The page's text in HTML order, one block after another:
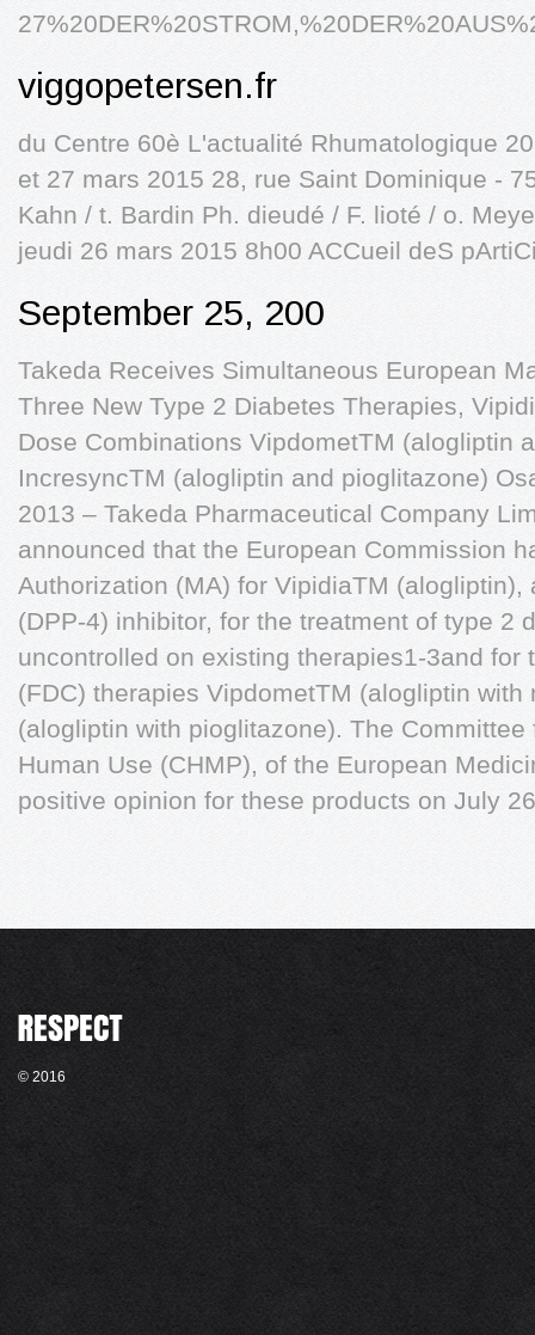
viggopetersen.fr
du Centre 60è L'actualité Rhumatologique
et 27 mars 2015 28, rue Saint Dominique -
Kahn / t. Bardin Ph. dieudé / F. lioté / o.
jeudi 26 mars 2015 8h00 ACCueil deS
September 25, 200
Takeda Receives Simultaneous European
Three New Type 2 Diabetes Therapies,
Dose Combinations VipdometTM (alogliptin
IncresyncTM (alogliptin and pioglitazone)
2013 – Takeda Pharmaceutical Company
announced that the European Commission
Authorization (MA) for VipidiaTM
(DPP-4) inhibitor, for the treatment of type 2
uncontrolled on existing therapies1-3and for
(FDC) therapies VipdometTM (alogliptin
(alogliptin with pioglitazone). The
Human Use (CHMP), of the European
positive opinion for these products on July
© 2016